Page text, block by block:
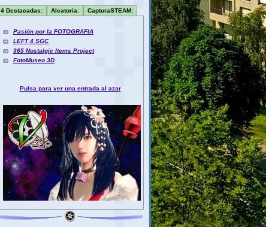
4 Destacadas: Aleatoria: CapturaSTEAM:
Pasión por la FOTOGRAFIA
LEFT 4 SGC
365 Nostalgic Items Project
FotoMuseo 3D
Pulsa para ver una entrada al azar